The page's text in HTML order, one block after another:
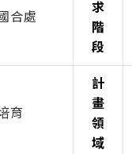
合處
求
階
段
育
計
畫
領
域